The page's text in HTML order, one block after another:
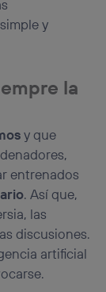
y
la
y que
entrenados
. Así que,
las
discusiones.
artificial
internet, por
y
de las
del hogar
más
en la
página web o